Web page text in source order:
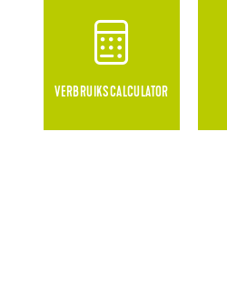
VERBRUIKSCALCULATOR